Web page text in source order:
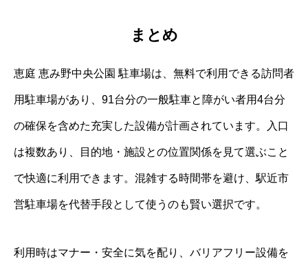
まとめ
恵庭 恵み野中央公園 駐車場は、無料で利用できる訪問者
用駐車場があり、91台分の一般駐車と障がい者用4台分
の確保を含めた充実した設備が計画されています。入口
は複数あり、目的地・施設との位置関係を見て選ぶこと
で快適に利用できます。混雑する時間帯を避け、駅近市
営駐車場を代替手段として使うのも賢い選択です。
利用時はマナー・安全に気を配り、バリアフリー設備を